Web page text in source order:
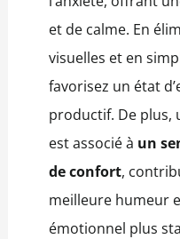
et de calme. En
visuelles et en
favorisez un état
productif. De plus,
est associé à un
de confort,
meilleure humeur
émotionnel plus